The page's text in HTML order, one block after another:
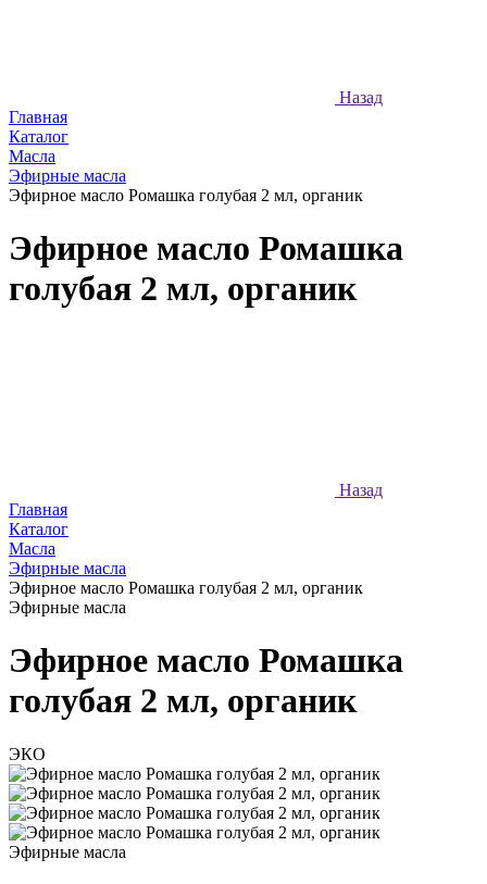
Назад
Главная
Каталог
Масла
Эфирные масла
Эфирное масло Ромашка голубая 2 мл, органик
Эфирное масло Ромашка
голубая 2 мл, органик
Назад
Главная
Каталог
Масла
Эфирные масла
Эфирное масло Ромашка голубая 2 мл, органик
Эфирные масла
Эфирное масло Ромашка
голубая 2 мл, органик
ЭКО
Эфирные масла